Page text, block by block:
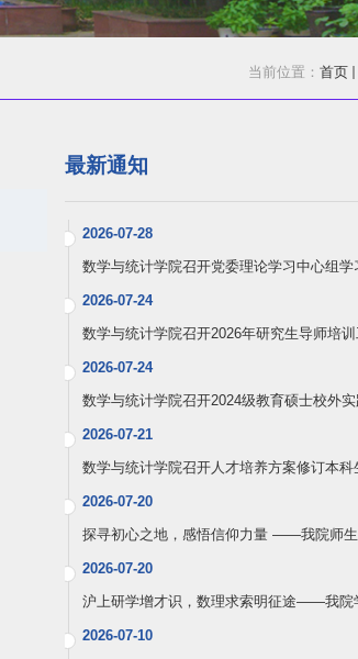
当前位置： 首页
最新通知
2026-07-28
数学与统计学院召开党委理论学习中心组学
2026-07-24
数学与统计学院召开2026年研究生导师培
2026-07-24
数学与统计学院召开2024级教育硕士校外
2026-07-21
数学与统计学院召开人才培养方案修订本科
2026-07-20
探寻初心之地，感悟信仰力量 ——我院师
2026-07-20
沪上研学增才识，数理求索明征途——我院
2026-07-10